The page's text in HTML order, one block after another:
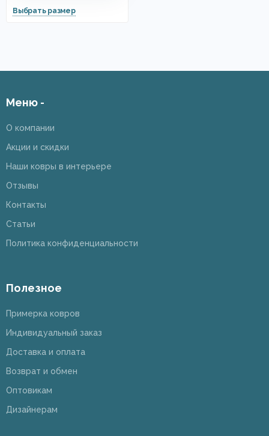
Меню -
О компании
Акции и скидки
Наши ковры в интерьере
Отзывы
Контакты
Статьи
Политика конфиденциальности
Полезное
Примерка ковров
Индивидуальный заказ
Доставка и оплата
Возврат и обмен
Оптовикам
Дизайнерам